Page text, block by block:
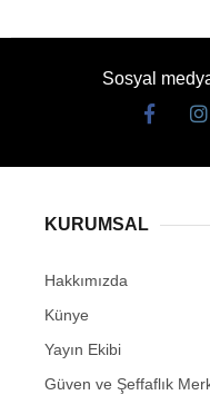
Sosyal
KURUMSAL
Hakkımızda
Künye
Yayın Ekibi
Güven ve Şeffaflık